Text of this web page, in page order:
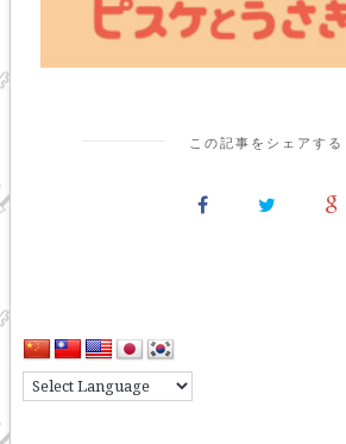
この記事をシェアする